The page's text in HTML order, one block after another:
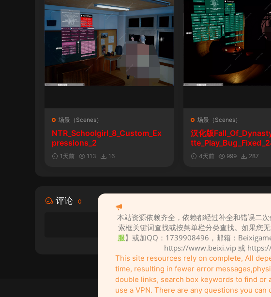
场景（Scenes）
NTR_Schoolgirl_8_Custom_Ex
pressions_2
1天前 113 16
场景（Scenes）
汉化版
陨落》剪影玩法修复版
4天前 999 287
评论 0
请先登录
本站资源依赖齐全，依赖都经过补全和错误二
索框关键词查找或按菜单栏分类查找。如果您
服】或加QQ：1739908496，邮箱：
https://www.beixi.vip 或
This site resources rely on complete, All
time, resulting in fewer error
double links, search box keywords to find or
use a VPN. There are any questions you